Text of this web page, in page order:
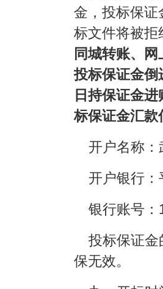
金，投标保证
标文件将被拒
同城转账、
投标保证金倒
日持保证金
标保证金汇款
开户名称：
开户银行：
银行账号
投标保证金
保无效。